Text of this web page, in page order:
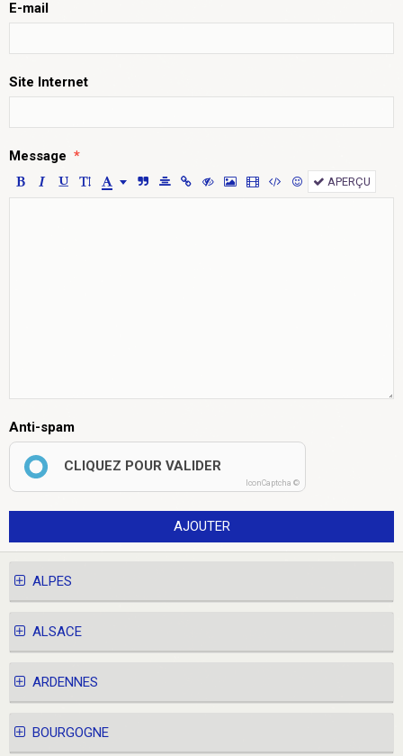
E-mail
Site Internet
Message
APERÇU
Anti-spam
CLIQUEZ POUR VALIDER
IconCaptcha ©
AJOUTER
ALPES
ALSACE
ARDENNES
BOURGOGNE